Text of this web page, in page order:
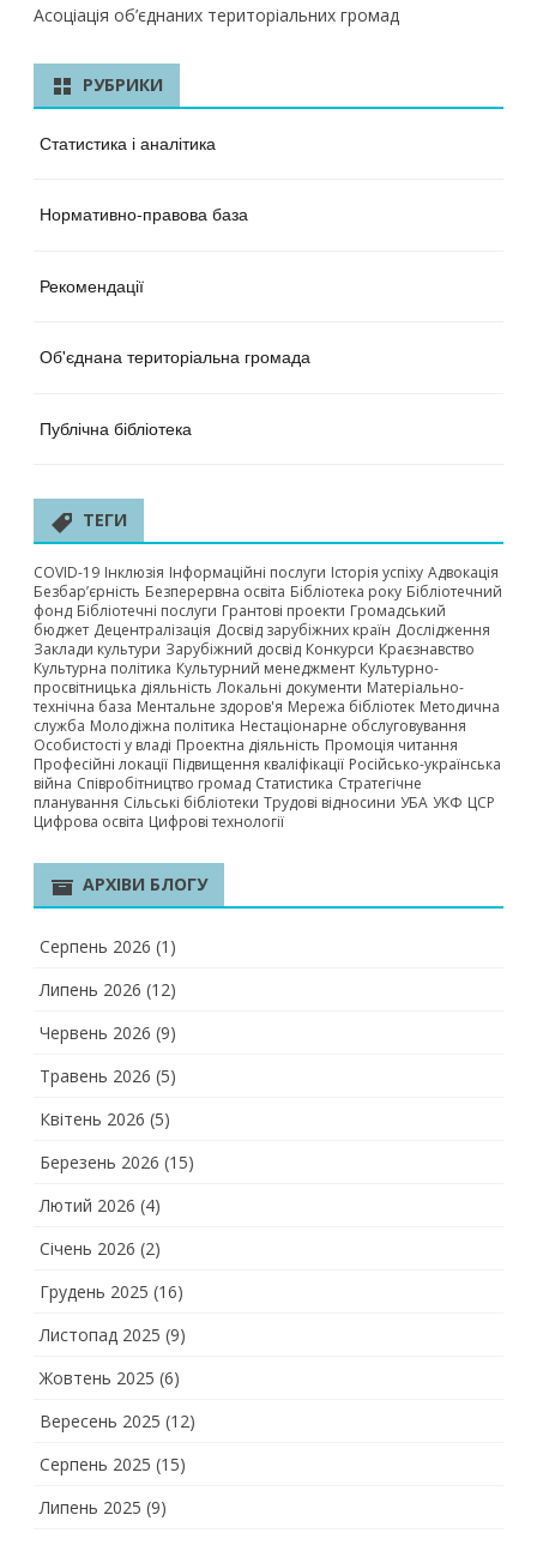
Асоціація об’єднаних територіальних громад
РУБРИКИ
Статистика і аналітика
Нормативно-правова база
Рекомендації
Об'єднана територіальна громада
Публічна бібліотека
ТЕГИ
COVID-19 Інклюзія Інформаційні послуги Історія успіху Адвокація
Безбар’єрність Безперервна освіта Бібліотека року Бібліотечний
фонд Бібліотечні послуги Грантові проекти Громадський
бюджет Децентралізація Досвід зарубіжних країн Дослідження
Заклади культури Зарубіжний досвід Конкурси Краєзнавство
Культурна політика Культурний менеджмент Культурно-
просвітницька діяльність Локальні документи Матеріально-
технічна база Ментальне здоров'я Мережа бібліотек Методична
служба Молодіжна політика Нестаціонарне обслуговування
Особистості у владі Проектна діяльність Промоція читання
Професійні локації Підвищення кваліфікації Російсько-українська
війна Співробітництво громад Статистика Стратегічне
планування Сільські бібліотеки Трудові відносини УБА УКФ ЦСР
Цифрова освіта Цифрові технології
АРХІВИ БЛОГУ
Серпень 2026 (1)
Липень 2026 (12)
Червень 2026 (9)
Травень 2026 (5)
Квітень 2026 (5)
Березень 2026 (15)
Лютий 2026 (4)
Січень 2026 (2)
Грудень 2025 (16)
Листопад 2025 (9)
Жовтень 2025 (6)
Вересень 2025 (12)
Серпень 2025 (15)
Липень 2025 (9)